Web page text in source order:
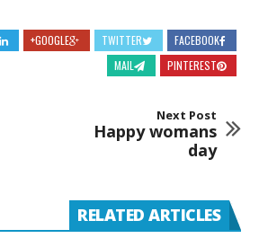
FACEBOOK
TWITTER
GOOGLE+
PINTEREST
MAIL
Next Post
Happy womans
day
RELATED ARTICLES